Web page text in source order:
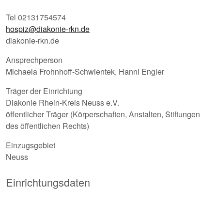
Tel 02131754574
hospiz@diakonie-rkn.de
diakonie-rkn.de
Ansprechperson
Michaela Frohnhoff-Schwientek, Hanni Engler
Träger der Einrichtung
Diakonie Rhein-Kreis Neuss e.V.
öffentlicher Träger (Körperschaften, Anstalten, Stiftungen
des öffentlichen Rechts)
Einzugsgebiet
Neuss
Einrichtungsdaten